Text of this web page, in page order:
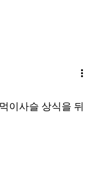
more_vert
이사슬 상식을 뒤